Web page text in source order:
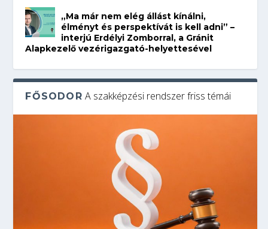
„Ma már nem elég állást kínálni,
élményt és perspektívát is kell adni” –
interjú Erdélyi Zomborral, a Gránit
Alapkezelő vezérigazgató-helyettesével
FŐSODOR A szakképzési rendszer friss témái